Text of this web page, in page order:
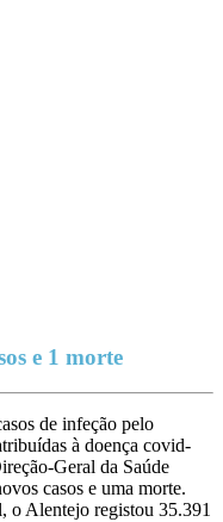
e 1 morte
de infeção pelo
à doença covid-
Geral da Saúde
casos e uma morte.
o Alentejo registou 35.391